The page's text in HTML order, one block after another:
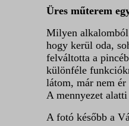
Üres műterem
Milyen alkalomból
hogy kerül oda,
felváltotta a
különféle
látom, már nem
A mennyezet
A fotó később a